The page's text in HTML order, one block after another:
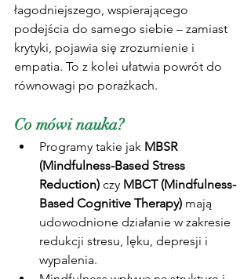
łagodniejszego, wspierającego
podejścia do samego siebie – zamiast
krytyki, pojawia się zrozumienie i
empatia. To z kolei ułatwia powrót do
równowagi po porażkach.
Co mówi nauka?
Programy takie jak MBSR
(Mindfulness-Based Stress
Reduction) czy MBCT (Mindfulness-
Based Cognitive Therapy) mają
udowodnione działanie w zakresie
redukcji stresu, lęku, depresji i
wypalenia.